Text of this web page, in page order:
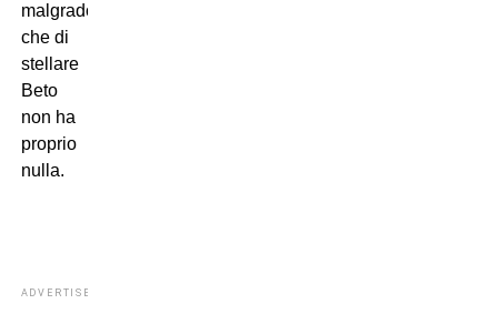
malgrado,
che di
stellare
Beto
non ha
proprio
nulla.
ADVERTISEMENT